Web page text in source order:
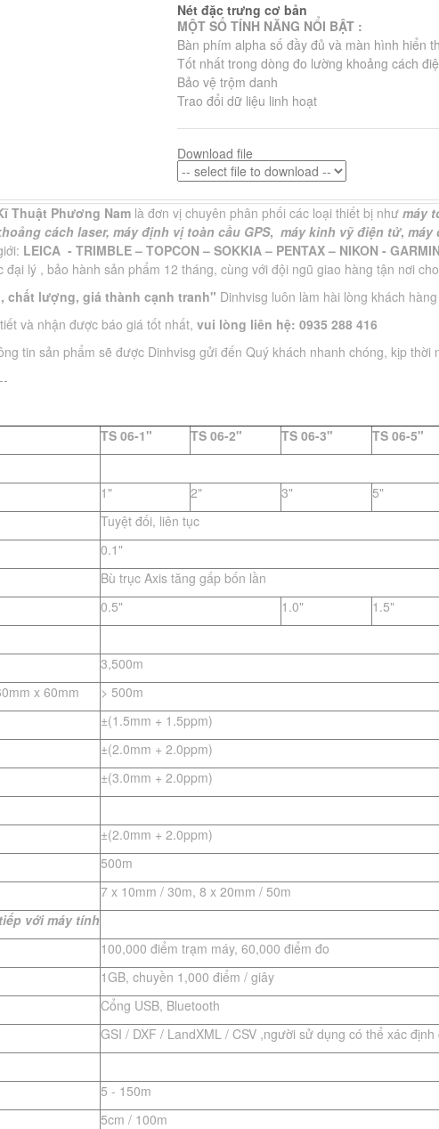
Nét đặc trưng cơ bản
MỘT SỐ TÍNH NĂNG NỔI BẬT :
Bàn phím alpha số đầy đủ và màn hình hiển
Tốt nhất trong dòng đo lường khoảng cách
Bảo vệ trộm danh
Trao đổi dữ liệu linh hoạt
Download file
Thuật Phương Namlà đơn vị chuyên phân phối các loại thiết bị như máy
cách laser, máyđịnh vị toàn cầu GPS, máy kinh vỹ điện tử, máy
LEICA - TRIMBLE – TOPCON – SOKKIA – PENTAX – NIKON - GARMIN
đại lý , bảo hành sản phẩm 12 tháng, cùng với đội ngũ giao hàng tận nơi
chất lượng, giá thành cạnh tranh" Dinhvisg luôn làm hài lòng khách
và nhận được báo giá tốt nhất, vui lòng liên hệ: 0935 288 416
tin sản phẩm sẽ được Dinhvisg gửi đến Quý khách nhanh chóng, kịp thời
TS 06-1" TS 06-2" TS 06-3" TS 06-5"
1" 2" 3" 5"
Tuyệt đối, liên tục
0.1"
Bù trục Axis tăng gấp bốn lần
0.5" 1.0" 1.5"
3,500m
x 60mm
> 500m
±(1.5mm + 1.5ppm)
±(2.0mm + 2.0ppm)
±(3.0mm + 2.0ppm)
±(2.0mm + 2.0ppm)
500m
7 x 10mm / 30m, 8 x 20mm / 50m
ếp với máy tính
100,000 điểm trạm máy, 60,000 điểm đo
1GB, chuyền 1,000 điểm / giây
Cổng USB, Bluetooth
GSI / DXF / LandXML / CSV ,người sử dụng có thể xác
5 - 150m
5cm / 100m